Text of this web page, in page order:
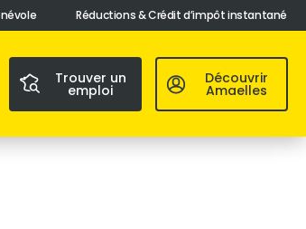
Réductions & Crédit d’impôt instantané
Trouver un
emploi
Découvrir
Amaelles
Valider